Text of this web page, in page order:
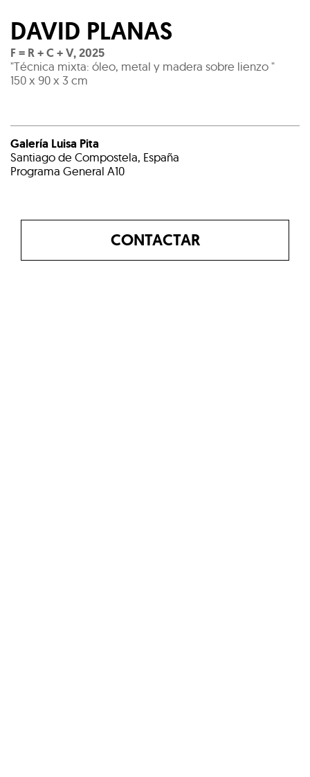
DAVID PLANAS
F = R + C + V,2025
"Técnica mixta: óleo, metal y madera sobre lienzo "
150 x 90 x 3 cm
Galería Luisa Pita
Santiago de Compostela, España
Programa General A10
CONTACTAR